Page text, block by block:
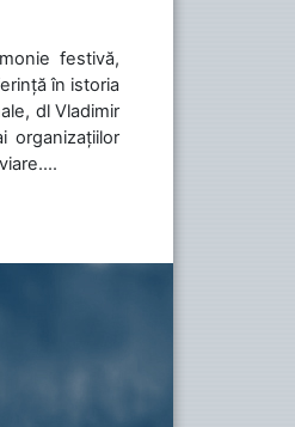
festivă,
în istoria
dl Vladimir
organizațiilor